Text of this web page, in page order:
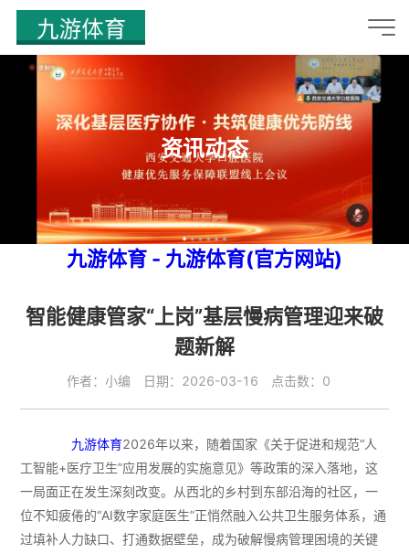
资讯动态
九游体育 - 九游体育(官方网站)
智能健康管家“上岗”基层慢病管理迎来破
题新解
作者：小编 日期：2026-03-16 点击数：0
九游体育2026年以来，随着国家《关于促进和规范“人
工智能+医疗卫生”应用发展的实施意见》等政策的深入落地，这
一局面正在发生深刻改变。从西北的乡村到东部沿海的社区，一
位不知疲倦的“AI数字家庭医生”正悄然融入公共卫生服务体系，通
过填补人力缺口、打通数据壁垒，成为破解慢病管理困境的关键